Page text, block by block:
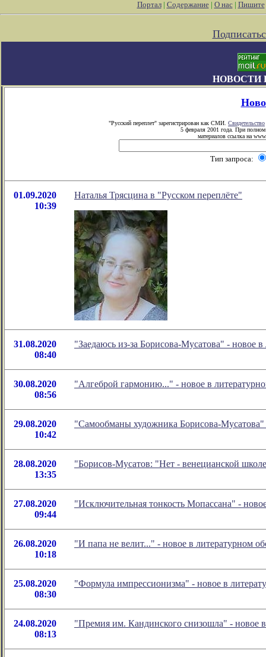
Портал| Содержание| О нас| Пишите
НОВОСТИ
"Русский переплет" зарегистрирован как СМИ. Свидетельство
5 февраля 2001 года. При
материалов ссылка на
Тип запроса:
01.09.2020
10:39
Наталья Трясцина в "Русском переплёте"
31.08.2020
08:40
"Заедаюсь из-за Борисова-Мусатова" - новое
30.08.2020
08:56
"Алгеброй гармонию..." - новое в
29.08.2020
10:42
"Самообманы художника Борисова-
28.08.2020
13:35
"Борисов-Мусатов: "Нет - венецианской
27.08.2020
09:44
"Исключительная тонкость Мопассана" -
26.08.2020
10:18
"И папа не велит..." - новое в литературном
25.08.2020
08:30
"Формула импрессионизма" - новое в
24.08.2020
08:13
"Премия им. Кандинского снизошла" - новое